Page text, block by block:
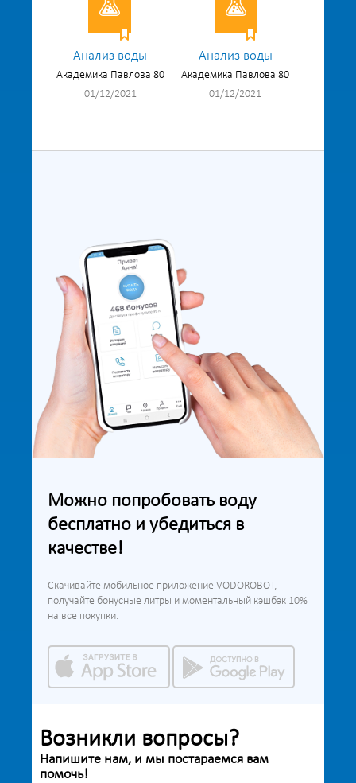
Анализ воды
Академика Павлова 80
01/12/2021
Анализ воды
Академика Павлова 80
01/12/2021
Можно попробовать воду
бесплатно и убедиться в
качестве!
Скачивайте мобильное приложение VODOROBOT,
получайте бонусные литры и моментальный кэшбэк 10%
на все покупки.
Возникли вопросы?
Напишите нам, и мы постараемся вам
помочь!